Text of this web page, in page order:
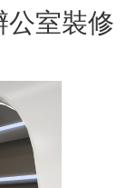
公室裝修